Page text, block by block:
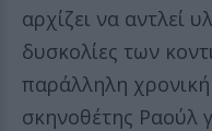
αρχίζει να αντλεί
δυσκολίες των
παράλληλη
σκηνοθέτης Ραούλ